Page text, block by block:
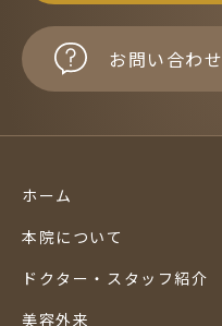
お問い合わせ
ホーム
本院について
ドクター・スタッフ紹介
美容外来